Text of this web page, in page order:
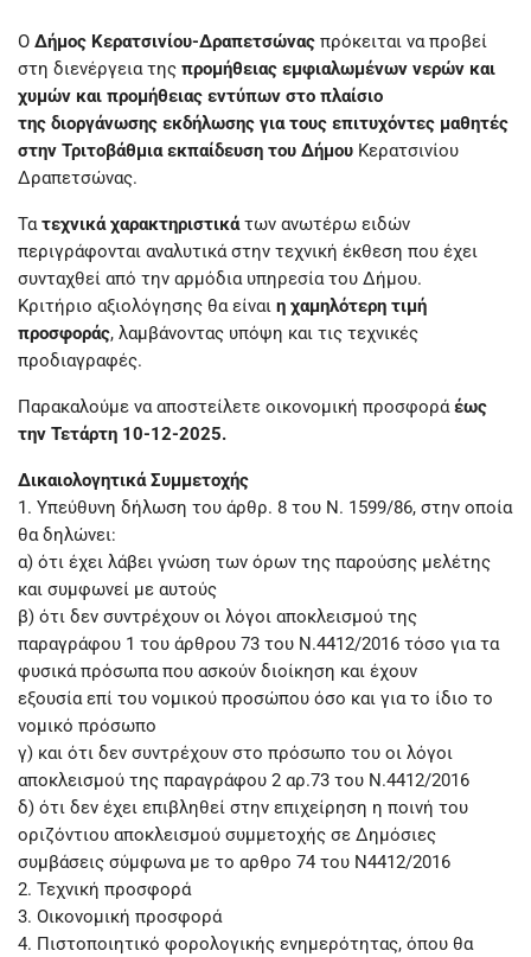
Ο Δήμος Κερατσινίου-Δραπετσώνας πρόκειται να προβεί
στη διενέργεια της προμήθειας εμφιαλωμένων νερών και
χυμών και προμήθειας εντύπων στο πλαίσιο
της διοργάνωσης εκδήλωσης για τους επιτυχόντες μαθητές
στην Τριτοβάθμια εκπαίδευση του Δήμου Κερατσινίου
Δραπετσώνας.
Τατεχνικά χαρακτηριστικάτων ανωτέρω ειδών
περιγράφονται αναλυτικά στην τεχνική έκθεση που έχει
συνταχθεί από την αρμόδια υπηρεσία του Δήμου.
Κριτήριο αξιολόγησης θα είναι η χαμηλότερη τιμή
προσφοράς, λαμβάνοντας υπόψη και τις τεχνικές
προδιαγραφές.
Παρακαλούμε να αποστείλετε οικονομική προσφοράέως
την Τετάρτη 10-12-2025.
Δικαιολογητικά Συμμετοχής
1. Υπεύθυνη δήλωση του άρθρ. 8 του Ν. 1599/86, στην οποία
θα δηλώνει:
α) ότι έχει λάβει γνώση των όρων της παρούσης μελέτης
και συμφωνεί με αυτούς
β) ότι δεν συντρέχουν οι λόγοι αποκλεισμού της
παραγράφου 1 του άρθρου 73 του Ν.4412/2016 τόσο για τα
φυσικά πρόσωπα που ασκούν διοίκηση και έχουν
εξουσία επί του νομικού προσώπου όσο και για το ίδιο το
νομικό πρόσωπο
γ) και ότι δεν συντρέχουν στο πρόσωπο του οι λόγοι
αποκλεισμού της παραγράφου 2 αρ.73 του Ν.4412/2016
δ) ότι δεν έχει επιβληθεί στην επιχείρηση η ποινή του
οριζόντιου αποκλεισμού συμμετοχής σε Δημόσιες
συμβάσεις σύμφωνα με το αρθρο 74 του Ν4412/2016
2. Τεχνική προσφορά
3. Οικονομική προσφορά
4. Πιστοποιητικό φορολογικής ενημερότητας, όπου θα